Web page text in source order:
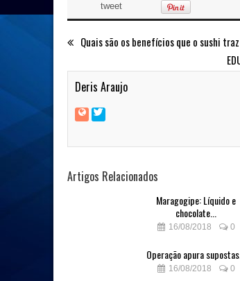
tweet
Quais são os benefícios que o sushi
Deris Araujo
Artigos Relacionados
Maragogipe: Líquido e
chocolate...
16/08/2018 0
Operação apura supostas...
16/08/2018 0